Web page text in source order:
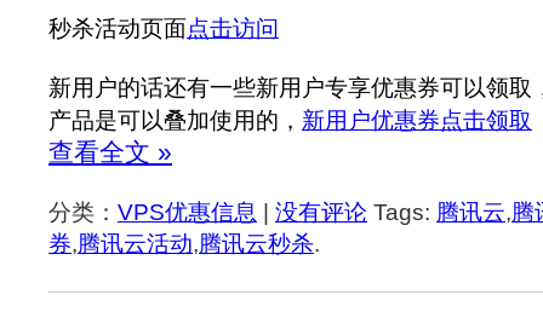
秒杀活动页面点击访问
新用户的话还有一些新用户专享优惠券可以领取
产品是可以叠加使用的， 新用户优惠券点击领取
查看全文 »
分类： VPS优惠信息 | 没有评论 Tags: 腾讯云,腾
券,腾讯云活动,腾讯云秒杀.